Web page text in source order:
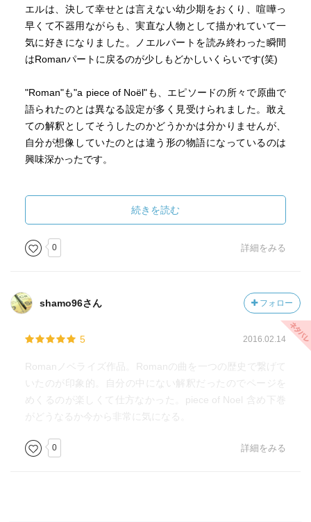
エルは、決して幸せとは言えない幼少期をおくり、喧嘩っ
早くて不器用ながらも、実直な人物として描かれていて一
気に好きになりました。ノエルパートを読み終わった瞬間
はRomanパートに戻るのが少しもどかしいくらいです(笑)
"Roman"も"a piece of Noël"も、エピソードの所々で原曲で
語られたのとは異なる設定が多く見受けられました。敢え
ての解釈としてそうしたのかどうかかは分かりませんが、
自分が想像していたのとは違う形の物語になっているのは
興味深かったです。
続きを読む
0 詳細をみる
shamo96さん フォロー
5 2016.02.14
Romanノベライズ作品。Romanの曲を一つの歴史で繋げて
いたのが印象的。自分の中にない解釈だったのでページを
めくるのが楽しくて仕方なかった。piece of Noel 含め下巻
がどうなるか今から非常に気になる。
0 詳細をみる